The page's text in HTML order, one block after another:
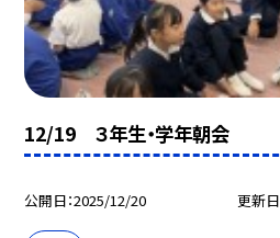
12/19 ３年生・学年朝会
公開日 2025/12/20 更新日